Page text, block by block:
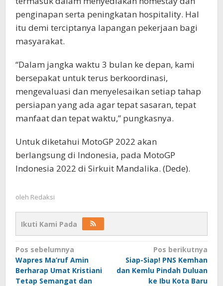
penginapan serta peningkatan hospitality. Hal
itu demi terciptanya lapangan pekerjaan bagi
masyarakat.
“Dalam jangka waktu 3 bulan ke depan, kami
bersepakat untuk terus berkoordinasi,
mengevaluasi dan menyelesaikan setiap tahap
persiapan yang ada agar tepat sasaran, tepat
manfaat dan tepat waktu,” pungkasnya.
Untuk diketahui MotoGP 2022 akan
berlangsung di Indonesia, pada MotoGP
Indonesia 2022 di Sirkuit Mandalika. (Dede).
oleh Redaksi
Ikuti Kami Pada
Navigasi
pos
Pos sebelumnya
Wapres Ma’ruf Amin
Berharap Umat Kristiani
Tetap Semangat dan
Pos berikutnya
Siap-Siap! PNS Kemhan
dan Kemlu Pindah Duluan
ke Ibu Kota Baru